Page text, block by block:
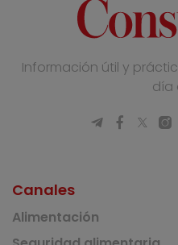
Información útil y
día
Canales
Alimentación